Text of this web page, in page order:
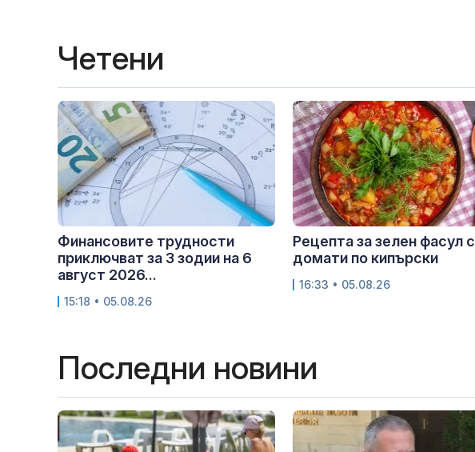
Четени
Финансовите трудности
приключват за 3 зодии на 6
август 2026...
15:18 • 05.08.26
Рецепта за зелен фасул с
домати по кипърски
16:33 • 05.08.26
Последни новини